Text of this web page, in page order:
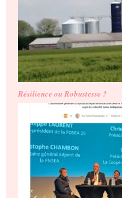
Résilience ou Robustesse ?